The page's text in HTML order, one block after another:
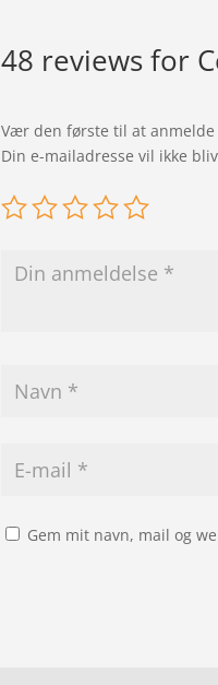
48 reviews for
Vær den første til at anmelde
Din e-mailadresse vil ikke
Gem mit navn, mail og